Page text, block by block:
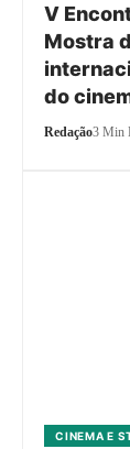
V
Mostra
do
Redação3 Min
CINEMA E